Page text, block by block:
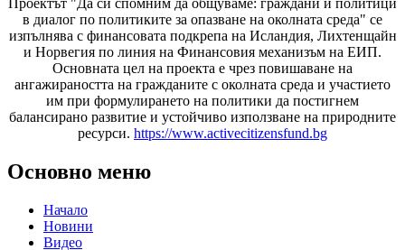
Проектът "Да си спомним да общуваме: граждани и политици
в диалог по политиките за опазване на околната среда" се
изпълнява с финансовата подкрепа на Исландия, Лихтенщайн
и Норвегия по линия на Финансовия механизъм на ЕИП.
Основната цел на проекта е чрез повишаване на
ангажираността на гражданите с околната среда и участието
им при формулирането на политики да постигнем
балансирано развитие и устойчиво използване на природните
ресурси. https://www.activecitizensfund.bg
Основно меню
Начало
Новини
Видео